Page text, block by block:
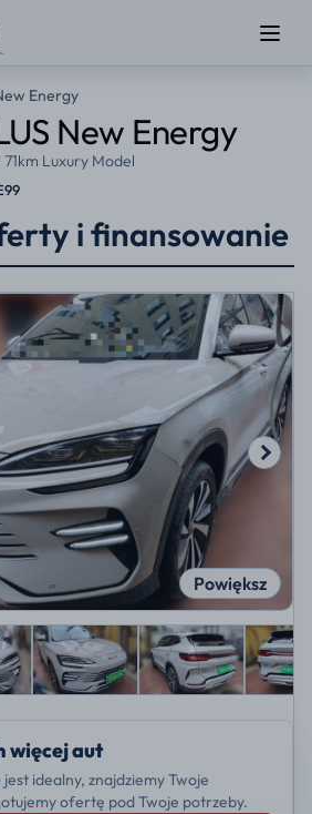
Energy
New Energy
Luxury Model
i finansowanie
Powiększ
więcej aut
idealny, znajdziemy Twoje
ofertę pod Twoje potrzeby.